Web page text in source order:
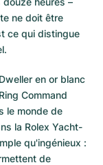
ne doit être
ce qui distingue
en or blanc
Command
le monde de
la Rolex Yacht-
qu'ingénieux :
de